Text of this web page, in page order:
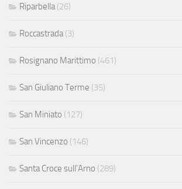
Riparbella (26)
Roccastrada (3)
Rosignano Marittimo (461)
San Giuliano Terme (35)
San Miniato (127)
San Vincenzo (146)
Santa Croce sull'Arno (289)